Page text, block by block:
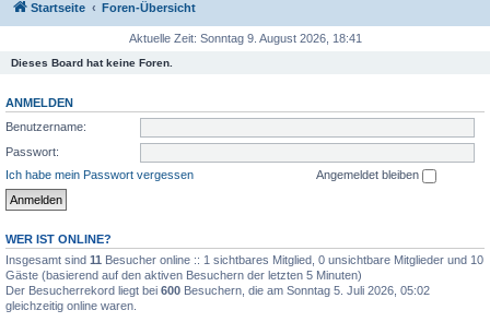
Startseite Foren-Übersicht
Aktuelle Zeit: Sonntag 9. August 2026, 18:41
Dieses Board hat keine Foren.
ANMELDEN
Benutzername:
Passwort:
Ich habe mein Passwort vergessen
Angemeldet bleiben
WER IST ONLINE?
Insgesamt sind 11 Besucher online :: 1 sichtbares Mitglied, 0 unsichtbare Mitglieder und 10
Gäste (basierend auf den aktiven Besuchern der letzten 5 Minuten)
Der Besucherrekord liegt bei 600 Besuchern, die am Sonntag 5. Juli 2026, 05:02
gleichzeitig online waren.